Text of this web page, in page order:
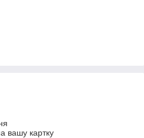
вашу картку